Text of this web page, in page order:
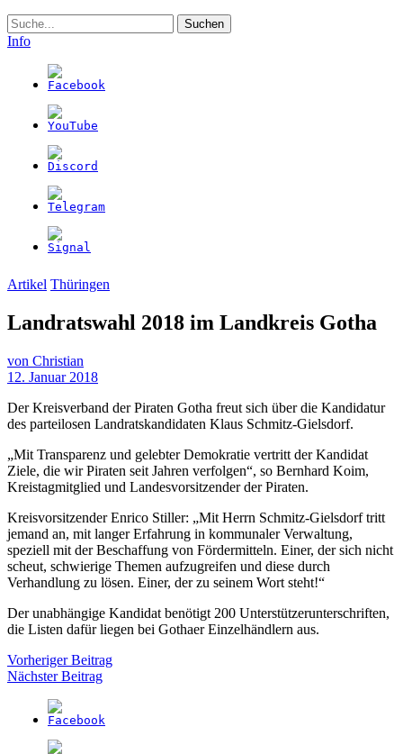
Suche
Info
Artikel Thüringen
Landratswahl 2018 im Landkreis Gotha
von Christian
12. Januar 2018
Der Kreisverband der Piraten Gotha freut sich über die Kandidatur
des parteilosen Landratskandidaten Klaus Schmitz-Gielsdorf.
„Mit Transparenz und gelebter Demokratie vertritt der Kandidat
Ziele, die wir Piraten seit Jahren verfolgen“, so Bernhard Koim,
Kreistagmitglied und Landesvorsitzender der Piraten.
Kreisvorsitzender Enrico Stiller: „Mit Herrn Schmitz-Gielsdorf tritt
jemand an, mit langer Erfahrung in kommunaler Verwaltung,
speziell mit der Beschaffung von Fördermitteln. Einer, der sich nicht
scheut, schwierige Themen aufzugreifen und diese durch
Verhandlung zu lösen. Einer, der zu seinem Wort steht!“
Der unabhängige Kandidat benötigt 200 Unterstützerunterschriften,
die Listen dafür liegen bei Gothaer Einzelhändlern aus.
Beitragsnavigation
Vorheriger Beitrag
Nächster Beitrag